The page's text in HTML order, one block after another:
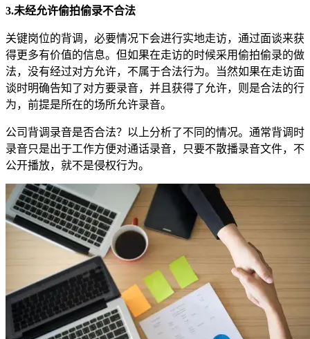
3.未经允许偷拍偷录不合法
关键岗位的背调，必要情况下会进行实地走访，通过面谈来获
得更多有价值的信息。但如果在走访的时候采用偷拍偷录的做
法，没有经过对方允许，不属于合法行为。当然如果在走访面
谈时明确告知了对方要录音，并且获得了允许，则是合法的行
为，前提是所在的场所允许录音。
公司背调录音是否合法？以上分析了不同的情况。通常背调时
录音只是出于工作方便对通话录音，只要不散播录音文件，不
公开播放，就不是侵权行为。